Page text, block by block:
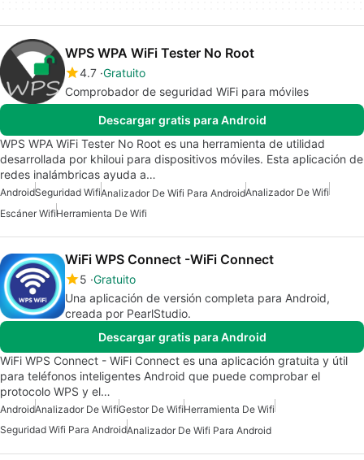
WPS WPA WiFi Tester No Root
4.7 Gratuito
Comprobador de seguridad WiFi para móviles
Descargar gratis para Android
WPS WPA WiFi Tester No Root es una herramienta de utilidad
desarrollada por khiloui para dispositivos móviles. Esta aplicación de
redes inalámbricas ayuda a…
AndroidSeguridad WifiAnalizador De Wifi Para AndroidAnalizador De Wifi
Escáner WifiHerramienta De Wifi
WiFi WPS Connect -WiFi Connect
5 Gratuito
Una aplicación de versión completa para Android,
creada por PearlStudio.
Descargar gratis para Android
WiFi WPS Connect - WiFi Connect es una aplicación gratuita y útil
para teléfonos inteligentes Android que puede comprobar el
protocolo WPS y el…
AndroidAnalizador De WifiGestor De WifiHerramienta De Wifi
Seguridad Wifi Para AndroidAnalizador De Wifi Para Android